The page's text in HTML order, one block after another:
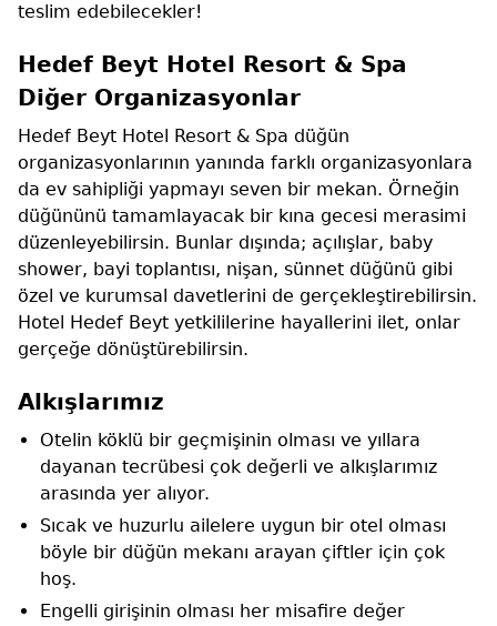
teslim edebilecekler!
Hedef Beyt Hotel Resort & Spa
Diğer Organizasyonlar
Hedef Beyt Hotel Resort & Spa düğün
organizasyonlarının yanında farklı organizasyonlara
da ev sahipliği yapmayı seven bir mekan. Örneğin
düğününü tamamlayacak bir kına gecesi merasimi
düzenleyebilirsin. Bunlar dışında; açılışlar, baby
shower, bayi toplantısı, nişan, sünnet düğünü gibi
özel ve kurumsal davetlerini de gerçekleştirebilirsin.
Hotel Hedef Beyt yetkililerine hayallerini ilet, onlar
gerçeğe dönüştürebilirsin.
Alkışlarımız
Otelin köklü bir geçmişinin olması ve yıllara
dayanan tecrübesi çok değerli ve alkışlarımız
arasında yer alıyor.
Sıcak ve huzurlu ailelere uygun bir otel olması
böyle bir düğün mekanı arayan çiftler için çok
hoş.
Engelli girişinin olması her misafire değer